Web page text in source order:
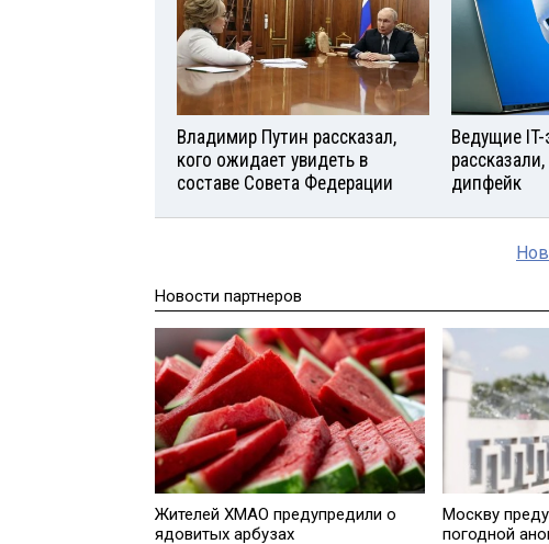
Владимир Путин рассказал,
кого ожидает увидеть в
составе Совета Федерации
Ведущие IT-
дипфейк
Новости партнеров
Жителей ХМАО предупредили о
ядовитых арбузах
Москву
погодной